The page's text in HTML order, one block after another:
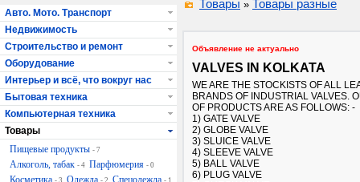
Товары » Товары разные
Объявление не актуально
VALVES IN KOLKATA
WE ARE THE STOCKISTS OF ALL
BRANDS OF INDUSTRIAL VALVES.
OF PRODUCTS ARE AS FOLLOWS: -
1) GATE VALVE
2) GLOBE VALVE
3) SLUICE VALVE
4) SLEEVE VALVE
5) BALL VALVE
6) PLUG VALVE
Авто. Мото. Транспорт
Недвижимость
Строительство и ремонт
Оборудование
Интерьер и всё, что вокруг нас
Бытовая техника
Компьютерная техника
Товары
Пищевые продукты - 7
Алкоголь, табак - 4 Парфюмерия - 0